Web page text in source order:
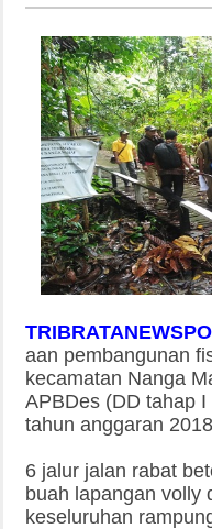
aan pembangunan
kecamatan Nanga
APBDes (DD tahap
tahun anggaran
6 jalur jalan rabat
buah lapangan volly
keseluruhan